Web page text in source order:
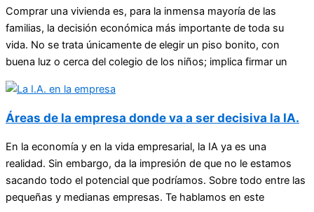
Comprar una vivienda es, para la inmensa mayoría de las
familias, la decisión económica más importante de toda su
vida. No se trata únicamente de elegir un piso bonito, con
buena luz o cerca del colegio de los niños; implica firmar un
Áreas de la empresa donde va a ser decisiva la IA.
En la economía y en la vida empresarial, la IA ya es una
realidad. Sin embargo, da la impresión de que no le estamos
sacando todo el potencial que podríamos. Sobre todo entre las
pequeñas y medianas empresas. Te hablamos en este